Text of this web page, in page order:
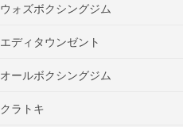
ウォズボクシングジム
エディタウンゼント
オールボクシングジム
クラトキ